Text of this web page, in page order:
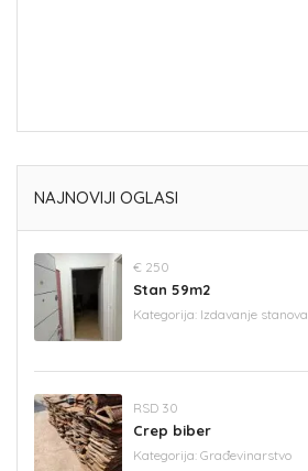
NAJNOVIJI OGLASI
€ 250
Stan 59m2
Kategorija: Izdavanje stanova
RSD 30
Crep biber
Kategorija: Građevinarstvo